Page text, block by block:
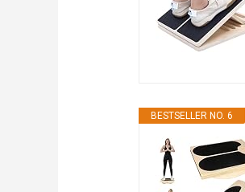
BESTSELLER NO. 6